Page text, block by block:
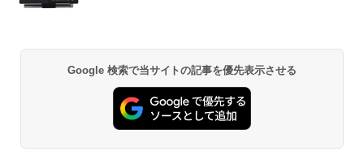
ノボ シンクパッド【Win11正式対応】
￥30,800
￥11,699
エース)
コミックスDIGITAL)
Google 検索で当サイトの記事を優先表示させる